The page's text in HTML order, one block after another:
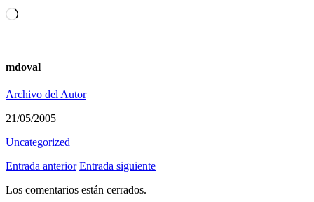
Cargando...
mdoval
Archivo del Autor
21/05/2005
Uncategorized
Entrada anterior Entrada siguiente
Los comentarios están cerrados.